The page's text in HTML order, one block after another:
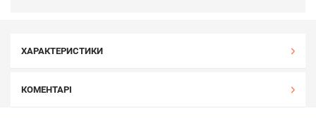
ХАРАКТЕРИСТИКИ
КОМЕНТАРІ